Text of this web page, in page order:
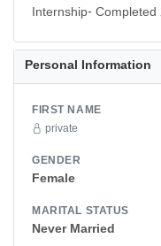
Internship- Completed
Personal Information
FIRST NAME
private
GENDER
Female
MARITAL STATUS
Never Married